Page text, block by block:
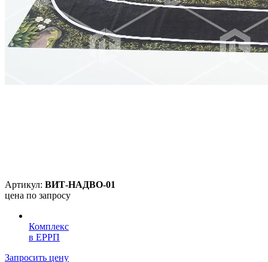
Артикул: ВИТ-НАДВО-01
цена по запросу
Комплекс
в ЕРРП
Запросить цену